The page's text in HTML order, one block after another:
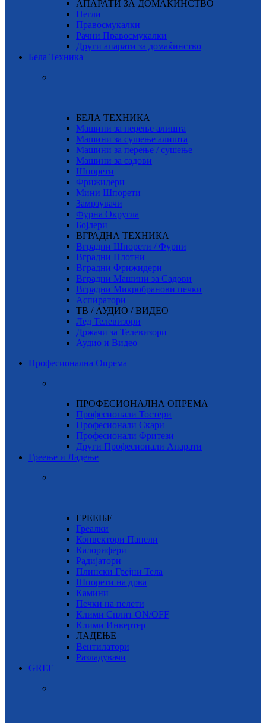
АПАРАТИ ЗА ДОМАЌИНСТВО
Пегли
Правосмукалки
Рачни Правосмукалки
Други апарати за домаќинство
Бела Техника
БЕЛА ТЕХНИКА
Машини за перење алишта
Машини за сушење алишта
Машини за перење / сушење
Машини за садови
Шпорети
Фрижидери
Мини Шпорети
Замрзувачи
Фурна Округла
Бојлери
ВГРАДНА ТЕХНИКА
Вградни Шпорети / Фурни
Вградни Плотни
Вградни Фрижидери
Вградни Машини за Садови
Вградни Микробранови печки
Аспиратори
ТВ / АУДИО / ВИДЕО
Лед Телевизори
Држачи за Телевизори
Аудио и Видео
Професионална Опрема
ПРОФЕСИОНАЛНА ОПРЕМА
Професионали Тостери
Професионали Скари
Професионали Фритези
Други Професионали Апарати
Греење и Ладење
ГРЕЕЊЕ
Греалки
Конвектори Панели
Калорифери
Радијатори
Плински Грејни Тела
Шпорети на дрва
Камини
Печки на пелети
Клими Сплит ON/OFF
Клими Инвертер
ЛАДЕЊЕ
Вентилатори
Разладувачи
GREE